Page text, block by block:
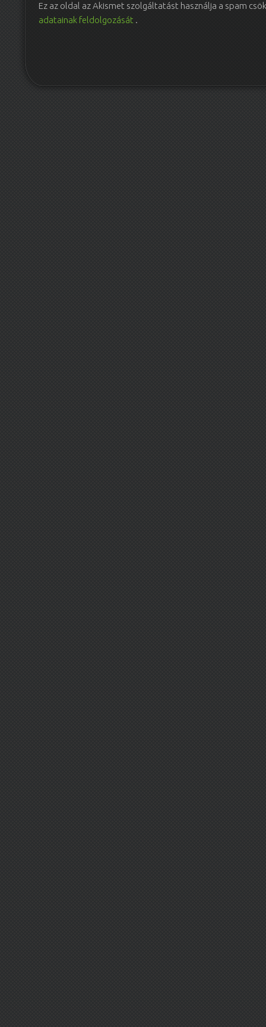
Ez az oldal az Akismet szolgáltatást használja a spam
adatainak feldolgozását .